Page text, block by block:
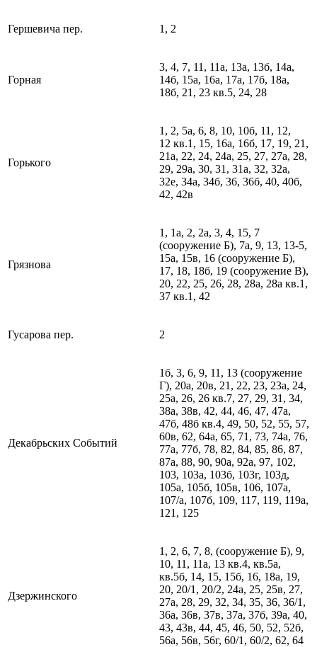
Гершевича пер. 1, 2
Горная
3, 4, 7, 11, 11а, 13а, 13б, 14а,
14б, 15а, 16а, 17а, 17б, 18а,
18б, 21, 23 кв.5, 24, 28
Горького
1, 2, 5а, 6, 8, 10, 10б, 11, 12,
12 кв.1, 15, 16а, 16б, 17, 19, 21,
21а, 22, 24, 24а, 25, 27, 27а, 28,
29, 29а, 30, 31, 31а, 32, 32а,
32е, 34а, 34б, 36, 36б, 40, 40б,
42, 42в
Грязнова
1, 1а, 2, 2а, 3, 4, 15, 7
(сооружение Б), 7а, 9, 13, 13-5,
15а, 15в, 16 (сооружение Б),
17, 18, 18б, 19 (сооружение В),
20, 22, 25, 26, 28, 28а, 28а кв.1,
37 кв.1, 42
Гусарова пер. 2
Декабрьских Событий
1б, 3, 6, 9, 11, 13 (сооружение
Г), 20а, 20в, 21, 22, 23, 23а, 24,
25а, 26, 26 кв.7, 27, 29, 31, 34,
38а, 38в, 42, 44, 46, 47, 47а,
47б, 48б кв.4, 49, 50, 52, 55, 57,
60в, 62, 64а, 65, 71, 73, 74а, 76,
77а, 77б, 78, 82, 84, 85, 86, 87,
87а, 88, 90, 90а, 92а, 97, 102,
103, 103а, 103б, 103г, 103д,
105а, 105б, 105в, 106, 107а,
107/а, 107б, 109, 117, 119, 119а,
121, 125
Дзержинского
1, 2, 6, 7, 8, (сооружение Б), 9,
10, 11, 11а, 13 кв.4, кв.5а,
кв.5б, 14, 15, 15б, 16, 18а, 19,
20, 20/1, 20/2, 24а, 25, 25в, 27,
27а, 28, 29, 32, 34, 35, 36, 36/1,
36а, 36в, 37в, 37а, 37б, 39а, 40,
43, 43в, 44, 45, 46, 50, 52, 52б,
56а, 56в, 56г, 60/1, 60/2, 62, 64